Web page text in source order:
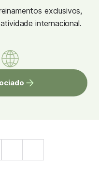
exclusivos,
internacional.